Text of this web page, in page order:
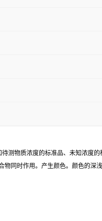
测物质浓度的标准品、未知浓度
同时作用。产生颜色。颜色的深